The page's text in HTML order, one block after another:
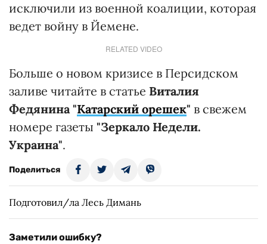
исключили из военной коалиции, которая
ведет войну в Йемене.
RELATED VIDEO
Больше о новом кризисе в Персидском
заливе читайте в статье Виталия
Федянина "Катарский орешек" в свежем
номере газеты "Зеркало Недели.
Украина".
Поделиться
Подготовил/ла Лесь Димань
Заметили ошибку?